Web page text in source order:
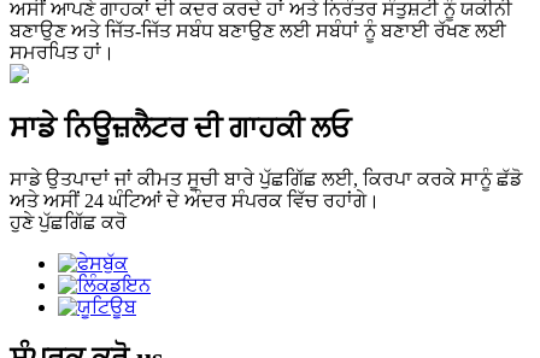
ਅਸੀਂ ਆਪਣੇ ਗਾਹਕਾਂ ਦੀ ਕਦਰ ਕਰਦੇ ਹਾਂ ਅਤੇ ਨਿਰੰਤਰ ਸੰਤੁਸ਼ਟੀ ਨੂੰ ਯਕੀਨੀ
ਬਣਾਉਣ ਅਤੇ ਜਿੱਤ-ਜਿੱਤ ਸਬੰਧ ਬਣਾਉਣ ਲਈ ਸਬੰਧਾਂ ਨੂੰ ਬਣਾਈ ਰੱਖਣ ਲਈ
ਸਮਰਪਿਤ ਹਾਂ।
ਸਾਡੇ ਨਿਊਜ਼ਲੈਟਰ ਦੀ ਗਾਹਕੀ ਲਓ
ਸਾਡੇ ਉਤਪਾਦਾਂ ਜਾਂ ਕੀਮਤ ਸੂਚੀ ਬਾਰੇ ਪੁੱਛਗਿੱਛ ਲਈ, ਕਿਰਪਾ ਕਰਕੇ ਸਾਨੂੰ ਛੱਡੋ
ਅਤੇ ਅਸੀਂ 24 ਘੰਟਿਆਂ ਦੇ ਅੰਦਰ ਸੰਪਰਕ ਵਿੱਚ ਰਹਾਂਗੇ।
ਹੁਣੇ ਪੁੱਛਗਿੱਛ ਕਰੋ